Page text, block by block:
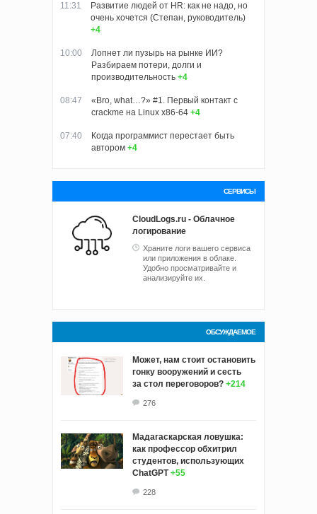
11:31
Развитие людей от HR: как не надо, но
очень хочется (Степан, руководитель)
+4
10:00
Лопнет ли пузырь на рынке ИИ?
Разбираем потери, долги и
производительность +4
08:47
«Bro, what…?» #1. Первый контакт с
crackme на Linux x86-64 +4
07:40
Когда программист перестает быть
автором +4
СЕРВИСЫ
CloudLogs.ru - Облачное
логирование
Храните логи вашего сервиса
или приложения в облаке.
Удобно просматривайте и
анализируйте их.
ОБСУЖДАЕМОЕ
Может, нам стоит остановить
гонку вооружений и сесть
за стол переговоров? +214
276
Мадагаскарская ловушка:
как профессор обхитрил
студентов, использующих
ChatGPT +55
228